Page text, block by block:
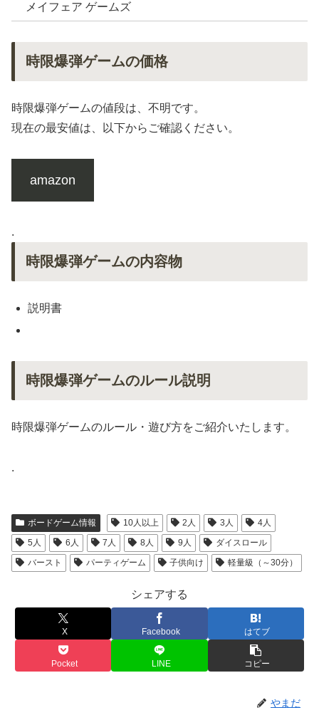
メイフェア ゲームズ
時限爆弾ゲームの価格
時限爆弾ゲームの値段は、不明です。
現在の最安値は、以下からご確認ください。
amazon
.
時限爆弾ゲームの内容物
説明書
時限爆弾ゲームのルール説明
時限爆弾ゲームのルール・遊び方をご紹介いたします。
.
ボードゲーム情報 10人以上 2人 3人
4人
5人
6人 7人 8人 9人
ダイスロール
バースト
パーティゲーム 子供向け 軽量級（～30分）
シェアする
X Facebook はてブ
Pocket LINE コピー
やまだ